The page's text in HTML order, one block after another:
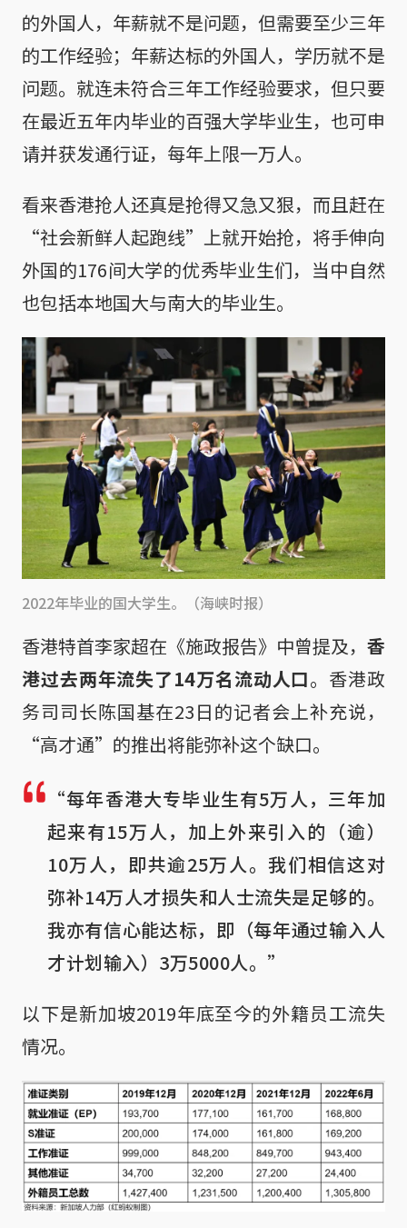
的外国人，年薪就不是问题，但需要至少三年
的工作经验；年薪达标的外国人，学历就不是
问题。就连未符合三年工作经验要求，但只要
在最近五年内毕业的百强大学毕业生，也可申
请并获发通行证，每年上限一万人。
看来香港抢人还真是抢得又急又狠，而且赶在
“社会新鲜人起跑线”上就开始抢，将手伸向
外国的176间大学的优秀毕业生们，当中自然
也包括本地国大与南大的毕业生。
2022年毕业的国大学生。（海峡时报）
香港特首李家超在《施政报告》中曾提及， 香
港过去两年流失了14万名流动人口。香港政
务司司长陈国基在23日的记者会上补充说，
“高才通”的推出将能弥补这个缺口。
“每年香港大专毕业生有5万人，三年加
起来有15万人，加上外来引入的（逾）
10万人，即共逾25万人。我们相信这对
弥补14万人才损失和人士流失是足够的。
我亦有信心能达标，即（每年通过输入人
才计划输入）3万5000人。”
以下是新加坡2019年底至今的外籍员工流失
情况。